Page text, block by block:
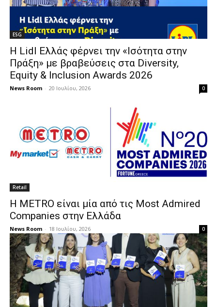
ESG
Η Lidl Ελλάς φέρνει την «Ισότητα στην
Πράξη» με βραβεύσεις στα Diversity,
Equity & Inclusion Awards 2026
News Room - 20 Ιουλίου, 2026 0
Retail
Η METRO είναι μία από τις Most Admired
Companies στην Ελλάδα
News Room - 18 Ιουλίου, 2026 0